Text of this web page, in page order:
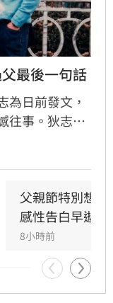
最後一句話
為日前發文，
往事。狄志為
時間極少，
，當年陪病重
電話而忽視了
處，父親回房
為他20年來心
電話晚點接沒
再也無法挽
父親節特別想
感性告白早逝父
8小時前